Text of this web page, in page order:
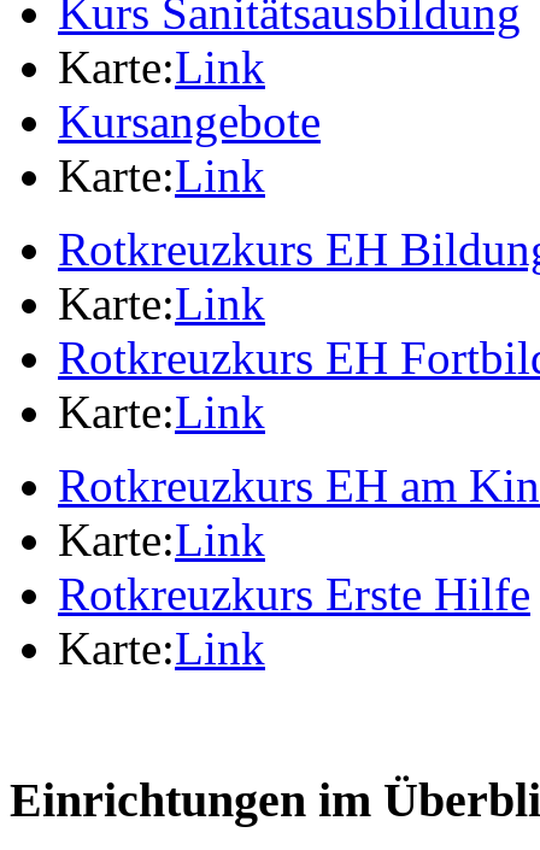
Kurs Sanitätsausbildung
Karte:Link
Kursangebote
Karte:Link
Rotkreuzkurs EH
Karte:Link
Rotkreuzkurs EH
Karte:Link
Rotkreuzkurs EH am
Karte:Link
Rotkreuzkurs Erste Hilfe
Karte:Link
Einrichtungen im